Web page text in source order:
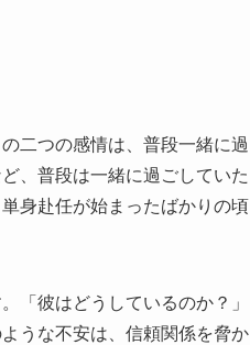
二つの感情は、普段一緒に過
、普段は一緒に過ごしていた
身赴任が始まったばかりの頃
「彼はどうしているのか？」
うな不安は、信頼関係を脅か